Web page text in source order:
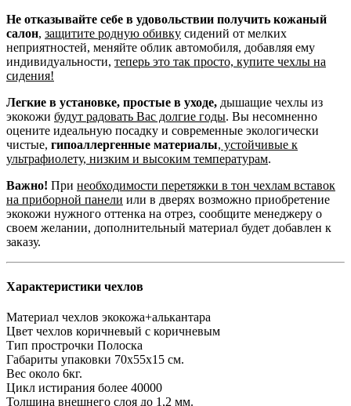
Не отказывайте себе в удовольствии получить кожаный
салон, защитите родную обивку сидений от мелких
неприятностей, меняйте облик автомобиля, добавляя ему
индивидуальности, теперь это так просто, купите чехлы на
сидения!
Легкие в установке, простые в уходе, дышащие чехлы из
экокожи будут радовать Вас долгие годы. Вы несомненно
оцените идеальную посадку и современные экологически
чистые, гипоаллергенные материалы, устойчивые к
ультрафиолету, низким и высоким температурам.
Важно! При необходимости перетяжки в тон чехлам вставок
на приборной панели или в дверях возможно приобретение
экокожи нужного оттенка на отрез, сообщите менеджеру о
своем желании, дополнительный материал будет добавлен к
заказу.
Характеристики чехлов
Материал чехлов экокожа+алькантара
Цвет чехлов коричневый с коричневым
Тип прострочки Полоска
Габариты упаковки 70х55х15 см.
Вес около 6кг.
Цикл истирания более 40000
Толщина внешнего слоя до 1,2 мм.